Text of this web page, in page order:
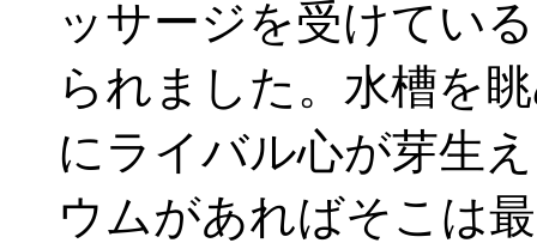
ッサージを受けてい
られました。水槽を
にライバル心が芽生
ウムがあればそこは